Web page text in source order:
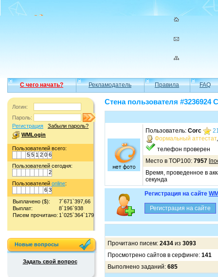
С чего начать? Рекламодатель Правила FAQ
Логин:
Пароль:
Регистрация
Забыли пароль?
WMLogin
Пользователей всего:
5 5 1 2 0 6
Пользователей сегодня:
2
Пользователей online:
6 3
Выплачено ($):
7`671`397,66
Выплат:
8`196`938
Писем прочитано: 1`025`364`179
Новые вопросы
Задать свой вопрос
Стена пользователя #3236924
Пользователь: Corc
Формальный аттестат
телефон проверен
Место в TOP100: 7957 [
Время, проведенное в
секунда
Регистрация на сайте
Прочитано писем: 2434 из 3093
Просмотрено сайтов в серфинге: 141
Выполнено заданий: 685